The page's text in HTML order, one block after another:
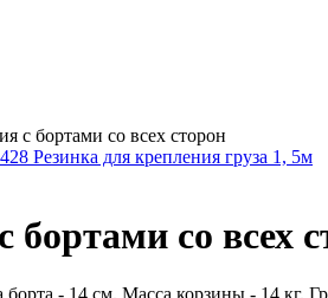
с бортами со всех сторон
Резинка для крепления груза 1, 5м
бортами со всех
- 14 см. Масса корзины - 14 кг.